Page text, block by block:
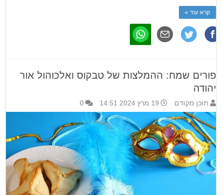
קרא עוד »
פורים שמח: ההמלצות של טבקוס ואלכוהול אור
יהודה
תוכן מקודם 19 מרץ 2024 14:51 0